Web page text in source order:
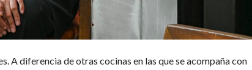
A diferencia de otras cocinas en las que se acompaña con